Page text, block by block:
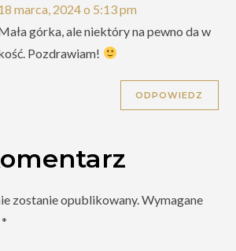
marca, 2024 o 5:13 pm
górka, ale niektóry na pewno da w
Pozdrawiam!
ODPOWIEDZ
zostanie opublikowany. Wymagane
*